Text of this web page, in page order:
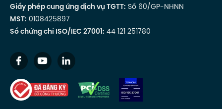
Giấy phép cung ứng dịch vụ TGTT: Số 60/GP-NHNN
MST: 0108425897
Số chứng chỉ ISO/IEC 27001: 44 121 251780